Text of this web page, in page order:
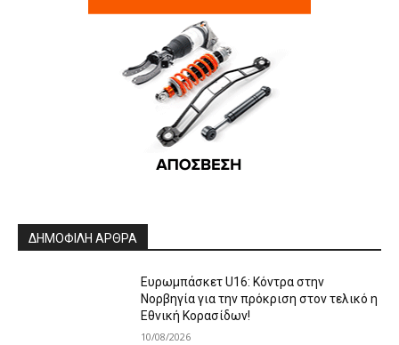
ΔΗΜΟΦΙΛΗ ΑΡΘΡΑ
Ευρωμπάσκετ U16: Κόντρα στην
Νορβηγία για την πρόκριση στον τελικό η
Εθνική Κορασίδων!
10/08/2026